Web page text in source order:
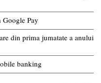
Pay
din prima jumatate a anului
banking